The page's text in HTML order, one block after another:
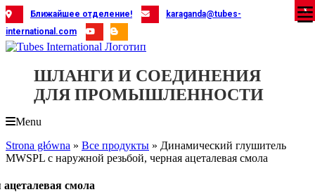
Skip
to
content
Ближайшее отделение!
karaganda@tubes-
international.com
ШЛАНГИ И СОЕДИНЕНИЯ
ДЛЯ ПРОМЫШЛЕННОСТИ
Menu
Strona główna » Все продукты » Динамический глушитель
MWSPL с наружной резьбой, черная ацеталевая смола
смола
X
X
X
X
X
X
X
X
X
X
X
X
X
X
X
X
X
X
X